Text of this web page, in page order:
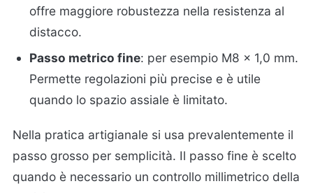
offre maggiore robustezza nella resistenza al
distacco.
Passo metrico fine: per esempio M8 × 1,0 mm.
Permette regolazioni più precise e è utile
quando lo spazio assiale è limitato.
Nella pratica artigianale si usa prevalentemente il
passo grosso per semplicità. Il passo fine è scelto
quando è necessario un controllo millimetrico della